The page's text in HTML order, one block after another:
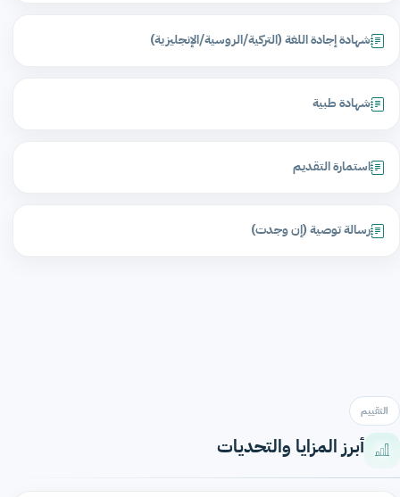
شهادة إجادة اللغة (التركية/الروسية/الإنجليزية)
شهادة طبية
استمارة التقديم
رسالة توصية (إن وجدت)
التقييم
أبرز المزايا والتحديات